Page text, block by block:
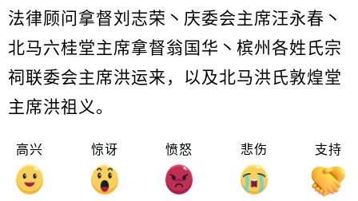
法律顾问拿督刘志荣丶庆委会主席汪永春丶
北马六桂堂主席拿督翁国华丶槟州各姓氏宗
祠联委会主席洪运来，以及北马洪氏敦煌堂
主席洪祖义。
高兴 惊讶 愤怒 悲伤 支持